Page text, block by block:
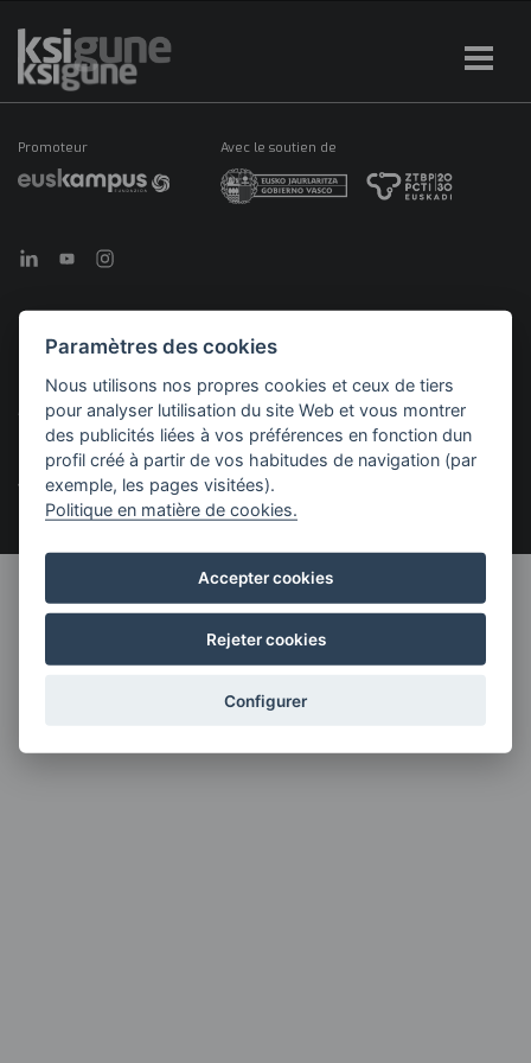
Promoteur Avec le soutien de
Menú
legales
Mentions
légales
Politique en matière de
cookies
Politique de
confidentialité
Paramètres des cookies
Nous utilisons nos propres cookies et ceux de tiers
pour analyser lutilisation du site Web et vous montrer
des publicités liées à vos préférences en fonction dun
profil créé à partir de vos habitudes de navigation (par
exemple, les pages visitées).
Politique en matière de cookies.
Accepter cookies
Rejeter cookies
Configurer